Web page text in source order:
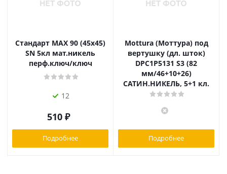
Стандарт MAX 90 (45х45)
SN 5кл мат.никель
перф.ключ/ключ
12
510 ₽
Подробнее
Mottura (Моттура) под
вертушку (дл. шток)
DPC1P5131 S3 (82
мм/46+10+26)
САТИН.НИКЕЛЬ, 5+1 кл.
Подробнее